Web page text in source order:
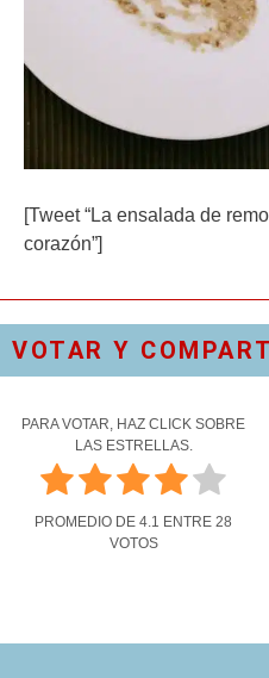
[Tweet “La ensalada de
corazón”]
VOTAR Y
PARA VOTAR, HAZ CLICK SOBRE
LAS ESTRELLAS.
PROMEDIO DE 4.1 ENTRE 28
VOTOS